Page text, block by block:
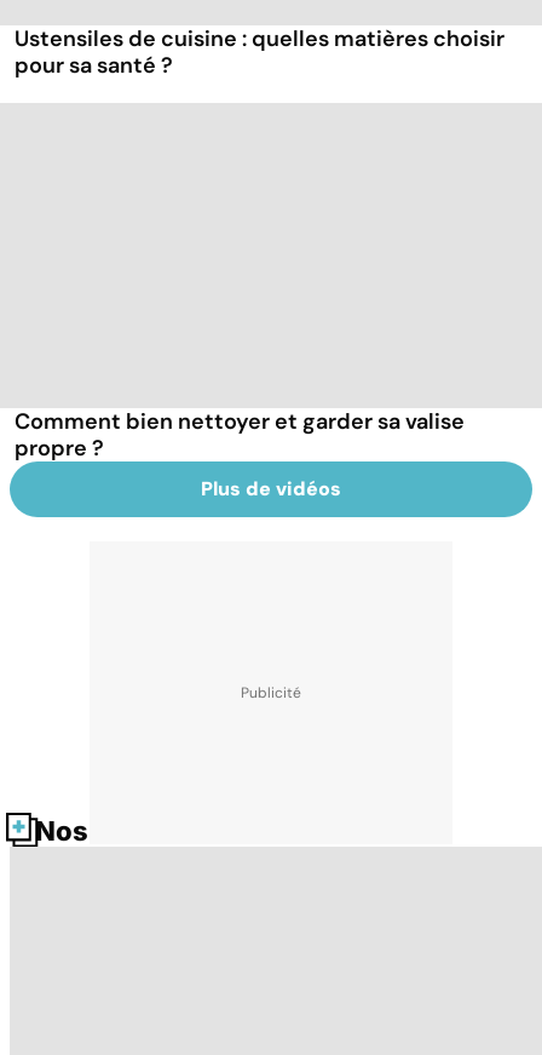
Ustensiles de cuisine : quelles matières choisir
pour sa santé ?
Comment bien nettoyer et garder sa valise
propre ?
Plus de vidéos
Nos fiches santé